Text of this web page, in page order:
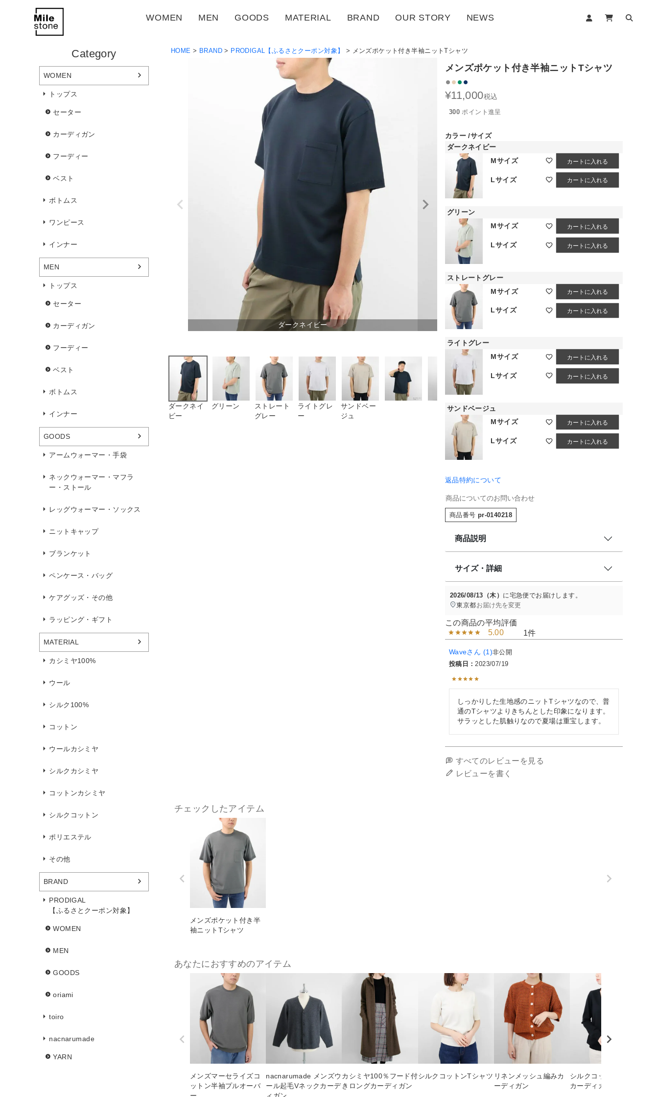
WOMEN MEN GOODS MATERIAL BRAND OUR STORY NEWS
Category
WOMEN
トップス
セーター
カーディガン
フーディー
ベスト
ボトムス
ワンピース
インナー
MEN
トップス
セーター
カーディガン
フーディー
ベスト
ボトムス
インナー
GOODS
アームウォーマー・手袋
ネックウォーマー・マフラ
ー・ストール
レッグウォーマー・ソックス
ニットキャップ
ブランケット
ペンケース・バッグ
ケアグッズ・その他
ラッピング・ギフト
MATERIAL
カシミヤ100%
ウール
シルク100%
コットン
ウールカシミヤ
シルクカシミヤ
コットンカシミヤ
シルクコットン
ポリエステル
その他
BRAND
PRODIGAL
【ふるさとクーポン対象】
WOMEN
MEN
GOODS
oriami
toiro
nacnarumade
YARN
HOME BRAND PRODIGAL【ふるさとクーポン対象】 メンズポケット付き半袖ニットTシャツ
ダークネイビー
ダークネイ
ビー
グリーン
ストレート
グレー
ライトグレ
ー
サンドベー
ジュ
メンズポケット付き半袖ニットTシャツ
¥11,000税込
300 ポイント進呈
カラー サイズ
ダークネイビー
Mサイズ
カートに入れる
Lサイズ カートに入れる
グリーン
Mサイズ
カートに入れる
Lサイズ カートに入れる
ストレートグレー
Mサイズ
カートに入れる
Lサイズ カートに入れる
ライトグレー
Mサイズ
カートに入れる
Lサイズ カートに入れる
サンドベージュ
Mサイズ
カートに入れる
Lサイズ カートに入れる
返品特約について
商品についてのお問い合わせ
商品番号 pr-0140218
商品説明
サイズ・詳細
2026/08/13（木） に 宅急便でお届けします。
東京都お届け先を変更
5.00 1
Wave 1 非公開
投稿日
2023/07/19
しっかりした生地感のニットTシャツなので、普
通のTシャツよりきちんとした印象になります。
サラッとした肌触りなので夏場は重宝します。
すべてのレビューを見る
レビューを書く
チェックしたアイテム
メンズポケット付き半
袖ニットTシャツ
あなたにおすすめのアイテム
メンズマーセライズコ
ットン半袖プルオーバ
nacnarumade メンズウ
ール起毛Vネックカーデ
カシミヤ100％フード付
きロングカーディガン
シルクコットンTシャツ リネンメッシュ編みカ
ーディガン
シルクコットンVネック
カーディガン